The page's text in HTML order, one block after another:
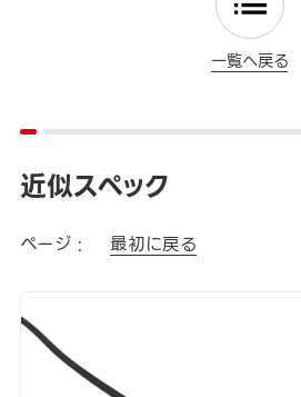
一覧へ戻る
近似スペック
ページ : 最初に戻る